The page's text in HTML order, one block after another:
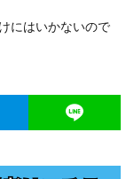
にはいかないので